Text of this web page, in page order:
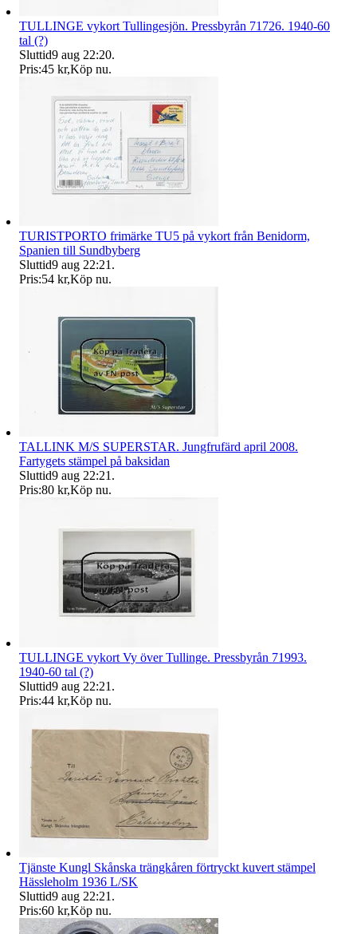
TULLINGE vykort Tullingesjön. Pressbyrån 71726. 1940-60
tal (?)
Sluttid9 aug 22:20.
Pris:45 kr,Köp nu.
TURISTPORTO frimärke TU5 på vykort från Benidorm,
Spanien till Sundbyberg
Sluttid9 aug 22:21 .
Pris:54 kr,Köp nu.
TALLINK M/S SUPERSTAR. Jungfrufärd april 2008.
Fartygets stämpel på baksidan
Sluttid9 aug 22:21 .
Pris:80 kr,Köp nu.
TULLINGE vykort Vy över Tullinge. Pressbyrån 71993.
1940-60 tal (?)
Sluttid9 aug 22:21 .
Pris:44 kr,Köp nu.
Tjänste Kungl Skånska trängkåren förtryckt kuvert stämpel
Hässleholm 1936 L/SK
Sluttid9 aug 22:21 .
Pris:60 kr,Köp nu.